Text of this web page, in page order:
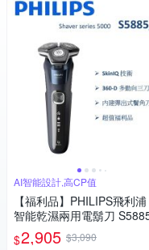
AI智能設計,高CP值
【福利品】PHILIPS飛利
智能乾濕兩用電鬍刀
(一年保固)
$2,905 $3,090